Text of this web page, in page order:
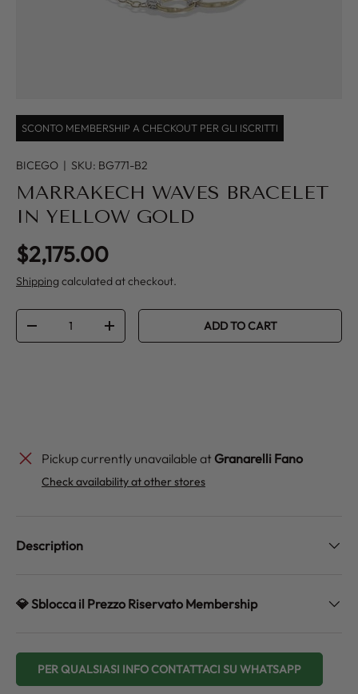
SCONTO MEMBERSHIP A CHECKOUT PER GLI ISCRITTI
BICEGO | SKU: BG771-B2
MARRAKECH WAVES BRACELET
IN YELLOW GOLD
Regular price
$2,175.00
Shipping calculated at checkout.
Qty
DECREASE QUANTITYINCREASE QUANTITYADD TO CART
Pickup currently unavailable at Granarelli Fano
Check availability at other stores
Description
💎 Sblocca il Prezzo Riservato Membership
PER QUALSIASI INFO CONTATTACI SU WHATSAPP